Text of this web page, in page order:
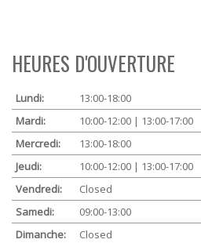
HEURES D'OUVERTURE
Lundi:
13:00-18:00
Mardi:
10:00-12:00 | 13:00-17:00
Mercredi:
13:00-18:00
Jeudi:
10:00-12:00 | 13:00-17:00
Vendredi:
Closed
Samedi:
09:00-13:00
Dimanche:
Closed